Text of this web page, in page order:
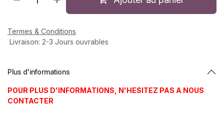
Termes & Conditions
Livraison: 2-3 Jours ouvrables
Plus d'informations
POUR PLUS D'INFORMATIONS, N'HESITEZ PAS A NOUS
CONTACTER